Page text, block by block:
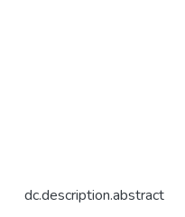
dc.description.abstract